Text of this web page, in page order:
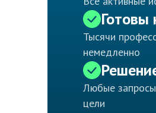
Готовы
Тысячи
немедленно
Любые
цели